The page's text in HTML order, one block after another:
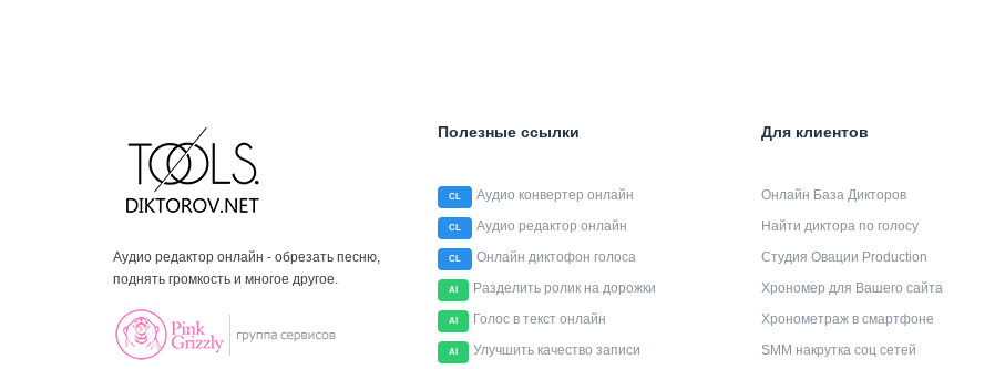
Аудио редактор онлайн - обрезать песню,
поднять громкость и многое другое.
Полезные ссылки
CL Аудио конвертер онлайн
CL Аудио редактор онлайн
CL Онлайн диктофон голоса
AI Разделить ролик на дорожки
AI Голос в текст онлайн
AI Улучшить качество записи
Для клиентов
Онлайн База Дикторов
Найти диктора по голосу
Студия Овации Production
Хрономер для Вашего сайта
Хронометраж в смартфоне
SMM накрутка соц сетей